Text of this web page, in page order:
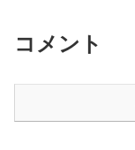
コメント